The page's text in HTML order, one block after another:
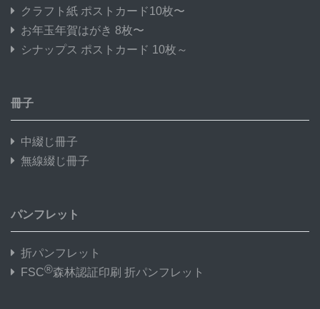
クラフト紙 ポストカード10枚〜
お年玉年賀はがき 8枚〜
シナップス ポストカード 10枚～
冊子
中綴じ冊子
無線綴じ冊子
パンフレット
折パンフレット
FSC®森林認証印刷 折パンフレット